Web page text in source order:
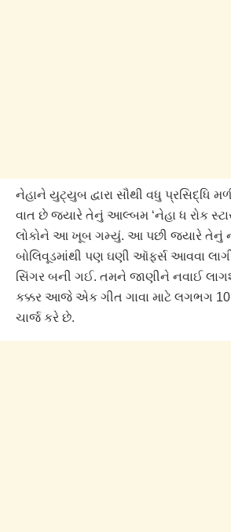
નેહાને યુટ્યુબ દ્વારા સૌથી વધુ પ્રસિદ્ધિ
વાત છે જ્યારે તેનું આલ્બમ ‘નેહા ધ રોક
લોકોને આ ખૂબ ગમ્યું. આ પછી જ્યારે તેનું
બોલિવૂડમાંથી પણ ઘણી ઑફર્સ આવવા
સિંગર બની ગઈ. તમને જાણીને નવાઈ
કક્કર આજે એક ગીત ગાવા માટે લગભગ 10
ચાર્જ કરે છે.